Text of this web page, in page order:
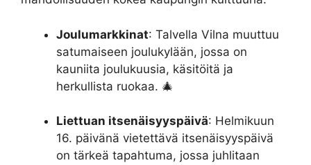
Joulumarkkinat: Talvella Vilna muuttuu
satumaiseen joulukylään, jossa on
kauniita joulukuusia, käsitöitä ja
herkullista ruokaa. 🎄
Liettuan itsenäisyyspäivä: Helmikuun
16. päivänä vietettävä itsenäisyyspäivä
on tärkeä tapahtuma, jossa juhlitaan